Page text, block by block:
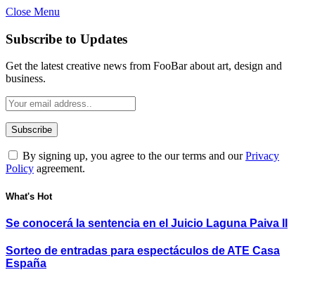
Close Menu
Subscribe to Updates
Get the latest creative news from FooBar about art, design and
business.
By signing up, you agree to the our terms and ourPrivacy
Policy agreement.
What's Hot
Se conocerá la sentencia en el Juicio Laguna Paiva II
Sorteo de entradas para espectáculos de ATE Casa
España